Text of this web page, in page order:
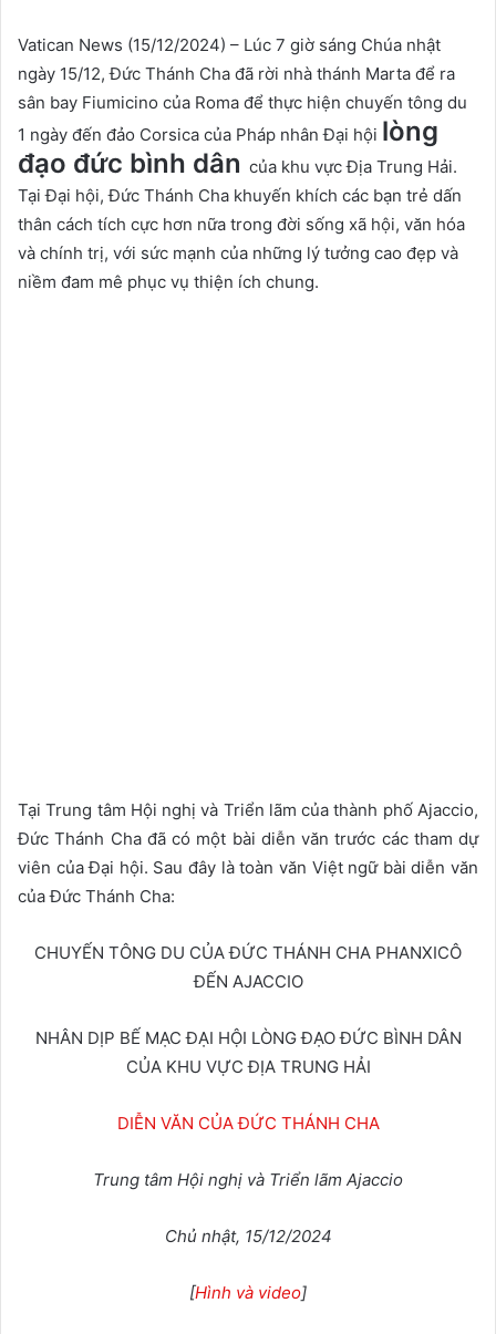
Vatican News (15/12/2024) – Lúc 7 giờ sáng Chúa nhật
ngày 15/12, Đức Thánh Cha đã rời nhà thánh Marta để ra
sân bay Fiumicino của Roma để thực hiện chuyến tông du
1 ngày đến đảo Corsica của Pháp nhân Đại hội lòng
đạo đức bình dân của khu vực Địa Trung Hải.
Tại Đại hội, Đức Thánh Cha khuyến khích các bạn trẻ dấn
thân cách tích cực hơn nữa trong đời sống xã hội, văn hóa
và chính trị, với sức mạnh của những lý tưởng cao đẹp và
niềm đam mê phục vụ thiện ích chung.
Tại Trung tâm Hội nghị và Triển lãm của thành phố Ajaccio,
Đức Thánh Cha đã có một bài diễn văn trước các tham dự
viên của Đại hội. Sau đây là toàn văn Việt ngữ bài diễn văn
của Đức Thánh Cha:
CHUYẾN TÔNG DU CỦA ĐỨC THÁNH CHA PHANXICÔ
ĐẾN AJACCIO
NHÂN DỊP BẾ MẠC ĐẠI HỘI LÒNG ĐẠO ĐỨC BÌNH DÂN
CỦA KHU VỰC ĐỊA TRUNG HẢI
DIỄN VĂN CỦA ĐỨC THÁNH CHA
Trung tâm Hội nghị và Triển lãm Ajaccio
Chủ nhật, 15/12/2024
[Hình và video]